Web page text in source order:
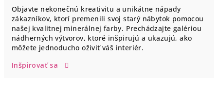
Objavte nekonečnú kreativitu a unikátne nápady
zákazníkov, ktorí premenili svoj starý nábytok pomocou
našej kvalitnej minerálnej farby. Prechádzajte galériou
nádherných výtvorov, ktoré inšpirujú a ukazujú, ako
môžete jednoducho oživiť váš interiér.
Inšpirovať sa